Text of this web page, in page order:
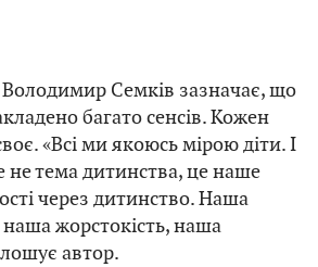
Семків зазначає, що
багато сенсів. Кожен
«Всі ми якоюсь мірою діти. І
не тема дитинства, це наше
через дитинство. Наша
наша жорстокість, наша
автор.